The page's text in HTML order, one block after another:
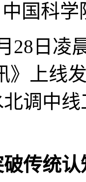
国科
日凌晨
》上线
调中
传统认